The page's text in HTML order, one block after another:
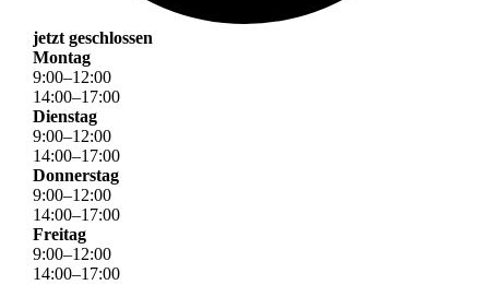
jetzt geschlossen
Montag
9:00–12:00
14:00–17:00
Dienstag
9:00–12:00
14:00–17:00
Donnerstag
9:00–12:00
14:00–17:00
Freitag
9:00–12:00
14:00–17:00